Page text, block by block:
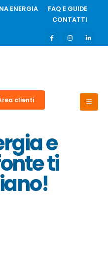
ENERGIA
FAQ E GUIDE
CONTATTI
clienti
e
ti